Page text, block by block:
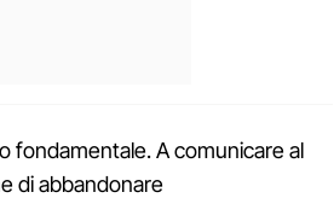
fondamentale. A comunicare al
di abbandonare